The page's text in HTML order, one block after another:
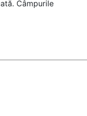
Câmpurile